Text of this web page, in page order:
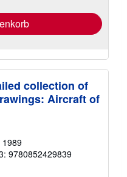
collection of
Aircraft of
1989
9780852429839